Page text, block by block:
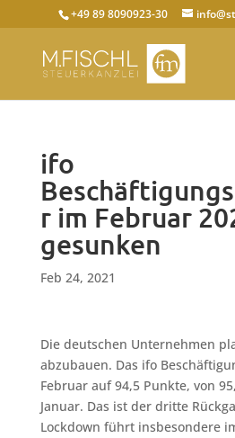
+49 89 8090923-30
ifo
r im Februar
gesunken
Feb 24, 2021
Die deutschen Unternehmen
abzubauen. Das ifo
Februar auf 94,5 Punkte, von
Januar. Das ist der dritte
Lockdown führt insbesondere